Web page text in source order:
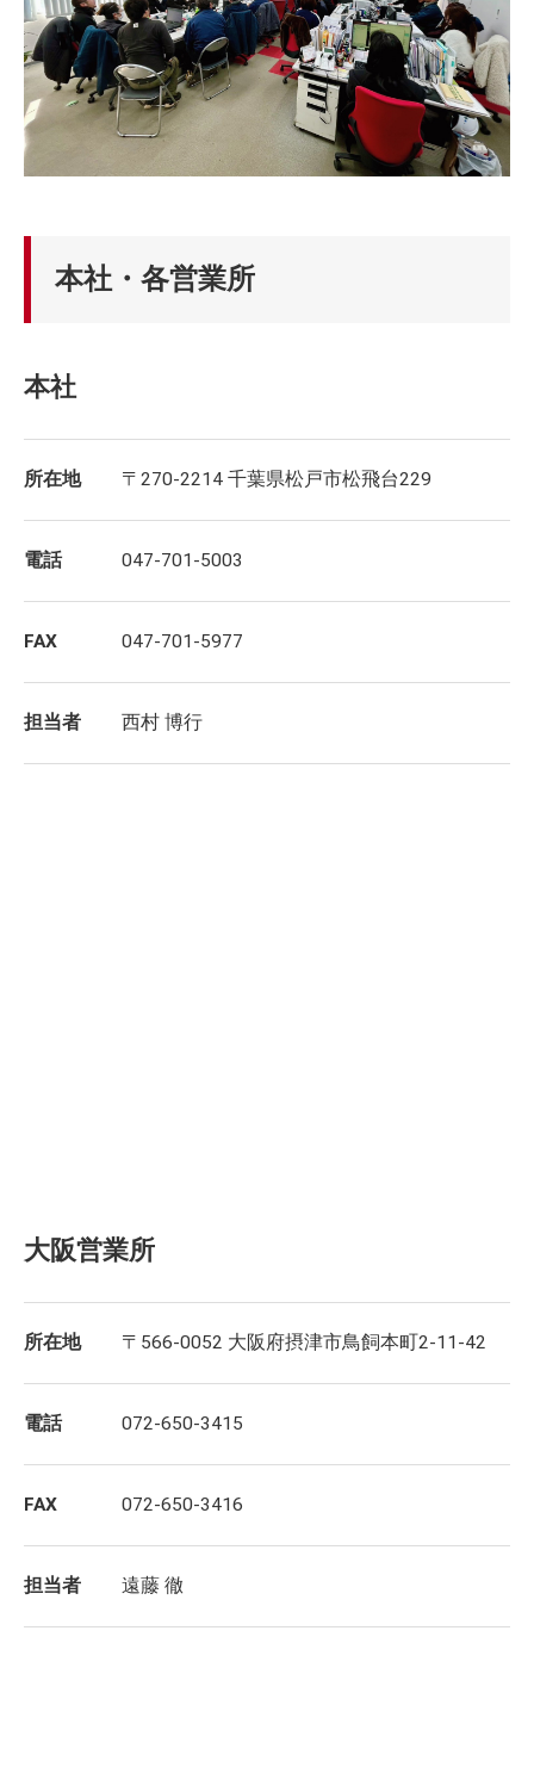
本社・各営業所
本社
所在地 〒270-2214 千葉県松戸市松飛台229
電話 047-701-5003
FAX 047-701-5977
担当者 西村 博行
大阪営業所
所在地 〒566-0052 大阪府摂津市鳥飼本町2-11-42
電話 072-650-3415
FAX 072-650-3416
担当者 遠藤 徹